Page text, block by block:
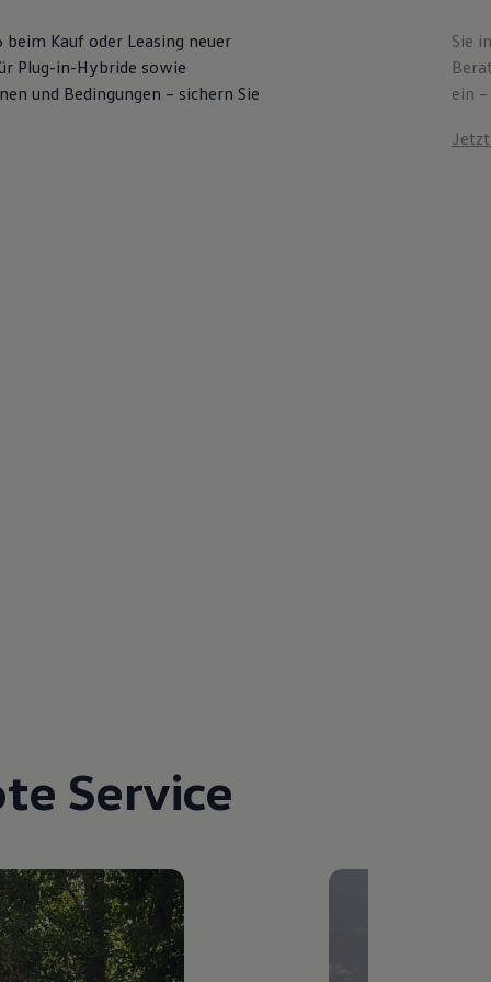
Kauf oder Leasing neuer
Plug-in-Hybride sowie
und Bedingungen – sichern Sie
Sie
ein
Service